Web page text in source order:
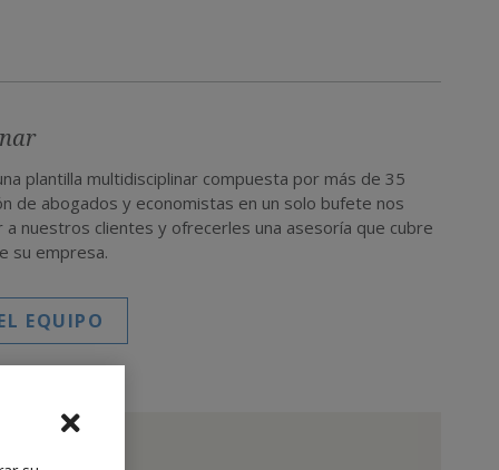
plantilla multidisciplinar compuesta por más de 35
de abogados y economistas en un solo bufete nos
nuestros clientes y ofrecerles una asesoría que cubre
su empresa.
EQUIPO